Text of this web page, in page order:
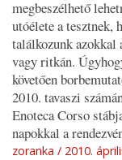
megbeszélhető
utóélete a tesztnek,
találkozunk azokkal
vagy ritkán.
követően
2010. tavaszi
Enoteca Corso
napokkal a
zoranka 2010.